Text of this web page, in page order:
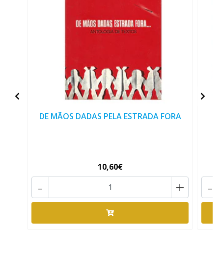
DE MÃOS DADAS PELA ESTRADA FORA
10,60€
+
- -